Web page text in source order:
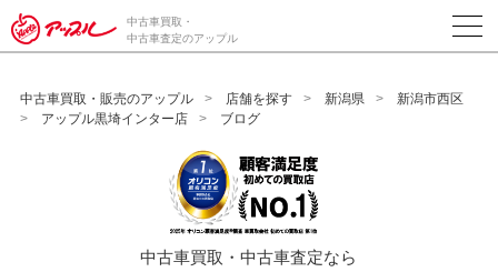
/*ABテスト_新規査定フォームの為のCVボタン*/
中古車買取・
中古車査定のアップル
中古車買取・販売のアップル 店舗を探す 新潟県
新潟市西区
アップル黒埼インター店
ブログ
中古車買取・中古車査定なら